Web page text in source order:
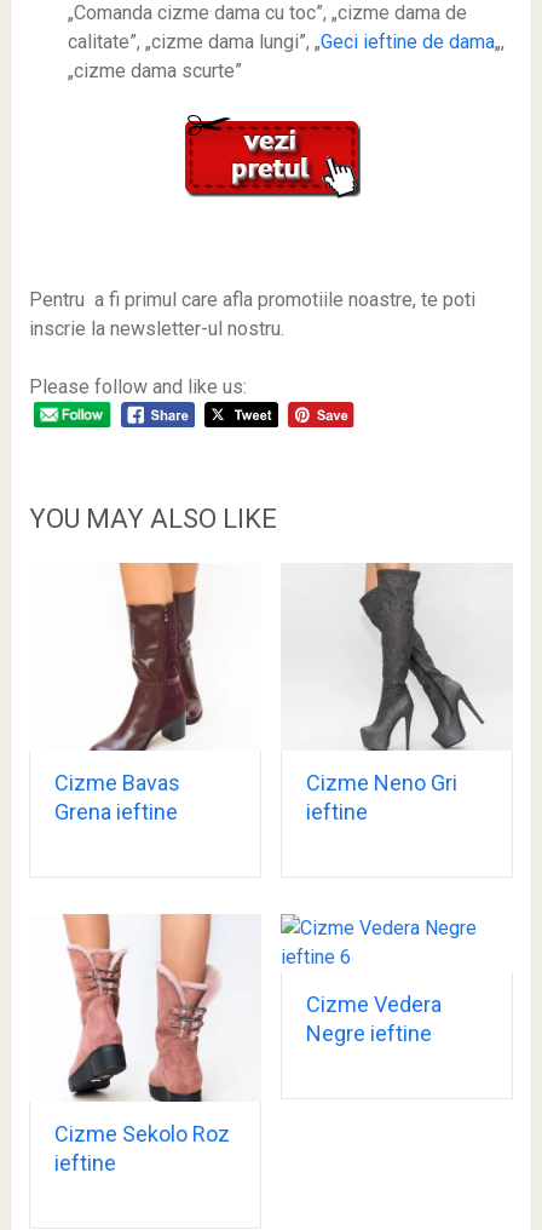
„Comanda cizme dama cu toc”, „cizme dama de
calitate”, „cizme dama lungi”, „Geci ieftine de dama„,
„cizme dama scurte”
Pentru a fi primul care afla promotiile noastre, te poti
inscrie la newsletter-ul nostru.
Please follow and like us:
YOU MAY ALSO LIKE
Cizme Bavas
Grena ieftine
Cizme Neno Gri
ieftine
Cizme Sekolo Roz
ieftine
Cizme Vedera
Negre ieftine